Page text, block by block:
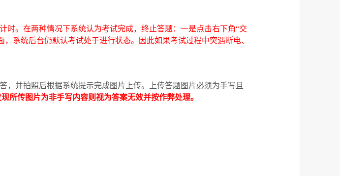
时。在两种情况下系统认为考试完成，终止答题：一是点击右下角“交
系统后台仍默认考试处于进行状态。因此如果考试过程中突遇断电、
，并拍照后根据系统提示完成图片上传。上传答题图片必须为手写且
所传图片为非手写内容则视为答案无效并按作弊处理。